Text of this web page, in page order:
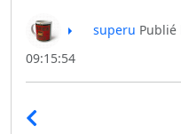
superu Publié
09:15:54